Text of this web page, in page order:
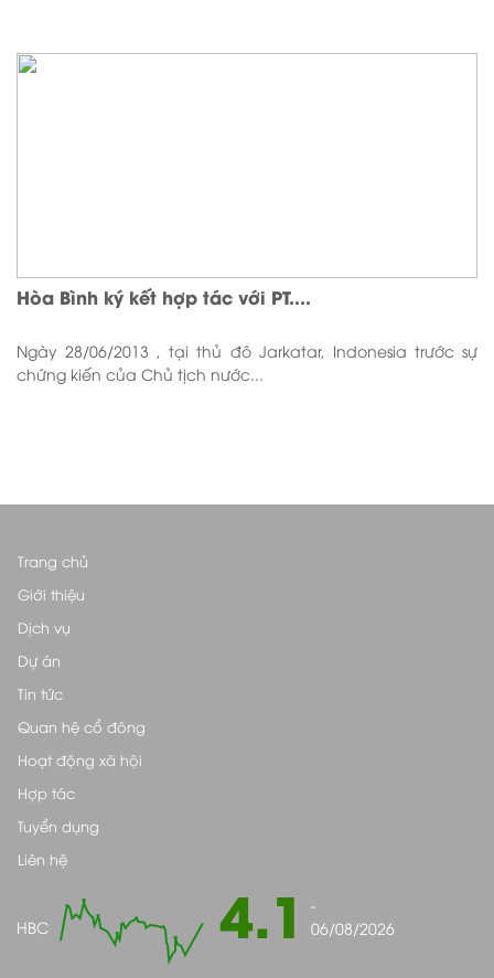
Hòa Bình ký kết hợp tác với PT....
Ngày 28/06/2013 , tại thủ đô Jarkatar, Indonesia trước sự
chứng kiến của Chủ tịch nước...
Trang chủ
Giới thiệu
Dịch vụ
Dự án
Tin tức
Quan hệ cổ đông
Hoạt động xã hội
Hợp tác
Tuyển dụng
Liên hệ
HBC 4.1
-
06/08/2026